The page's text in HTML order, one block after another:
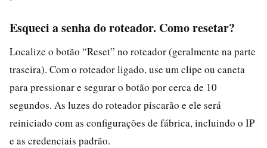
Esqueci a senha do roteador. Como resetar?
Localize o botão “Reset” no roteador (geralmente na parte
traseira). Com o roteador ligado, use um clipe ou caneta
para pressionar e segurar o botão por cerca de 10
segundos. As luzes do roteador piscarão e ele será
reiniciado com as configurações de fábrica, incluindo o IP
e as credenciais padrão.